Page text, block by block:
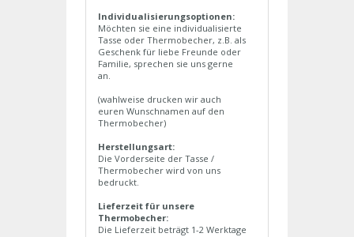
Individualisierungsoptionen:
Möchten sie eine individualisierte
Tasse oder Thermobecher, z.B. als
Geschenk für liebe Freunde oder
Familie, sprechen sie uns gerne
an.
(wahlweise drucken wir auch
euren Wunschnamen auf den
Thermobecher)
Herstellungsart:
Die Vorderseite der Tasse /
Thermobecher wird von uns
bedruckt.
Lieferzeit für unsere
Thermobecher:
Die Lieferzeit beträgt 1-2 Werktage